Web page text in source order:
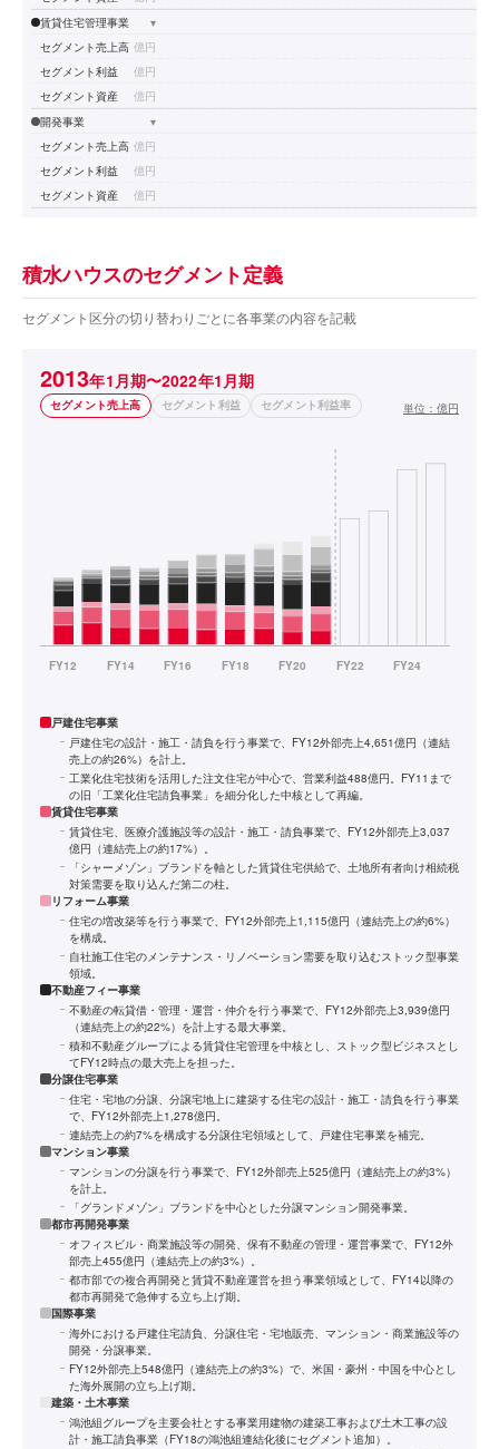
賃貸住宅管理事業
▾
セグメント売上高 億円
セグメント利益
億円
セグメント資産
億円
開発事業
▾
セグメント売上高 億円
セグメント利益
億円
セグメント資産
億円
積水ハウスのセグメント定義
セグメント区分の切り替わりごとに各事業の内容を記載
2013年1月期〜2022年1月期
セグメント売上高 セグメント利益 セグメント利益率 単位： 億円
戸建住宅事業
戸建住宅の設計・施工・請負を行う事業で、FY12外部売上4,651億円（連結
売上の約26%）を計上。
工業化住宅技術を活用した注文住宅が中心で、営業利益488億円。FY11まで
の旧「工業化住宅請負事業」を細分化した中核として再編。
賃貸住宅事業
賃貸住宅、医療介護施設等の設計・施工・請負事業で、FY12外部売上3,037
億円（連結売上の約17%）。
「シャーメゾン」ブランドを軸とした賃貸住宅供給で、土地所有者向け相続税
対策需要を取り込んだ第二の柱。
リフォーム事業
住宅の増改築等を行う事業で、FY12外部売上1,115億円（連結売上の約6%）
を構成。
自社施工住宅のメンテナンス・リノベーション需要を取り込むストック型事業
領域。
不動産フィー事業
不動産の転貸借・管理・運営・仲介を行う事業で、FY12外部売上3,939億円
（連結売上の約22%）を計上する最大事業。
積和不動産グループによる賃貸住宅管理を中核とし、ストック型ビジネスとし
てFY12時点の最大売上を担った。
分譲住宅事業
住宅・宅地の分譲、分譲宅地上に建築する住宅の設計・施工・請負を行う事業
で、FY12外部売上1,278億円。
連結売上の約7%を構成する分譲住宅領域として、戸建住宅事業を補完。
マンション事業
マンションの分譲を行う事業で、FY12外部売上525億円（連結売上の約3%）
を計上。
「グランドメゾン」ブランドを中心とした分譲マンション開発事業。
都市再開発事業
オフィスビル・商業施設等の開発、保有不動産の管理・運営事業で、FY12外
部売上455億円（連結売上の約3%）。
都市部での複合再開発と賃貸不動産運営を担う事業領域として、FY14以降の
都市再開発で急伸する立ち上げ期。
国際事業
海外における戸建住宅請負、分譲住宅・宅地販売、マンション・商業施設等の
開発・分譲事業。
FY12外部売上548億円（連結売上の約3%）で、米国・豪州・中国を中心とし
た海外展開の立ち上げ期。
建築・土木事業
鴻池組グループを主要会社とする事業用建物の建築工事および土木工事の設
計・施工請負事業（FY18の鴻池組連結化後にセグメント追加）。